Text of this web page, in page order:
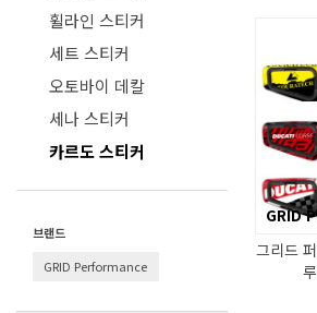
휠라인 스티커
세트 스티커
오토바이 데칼
세나 스티커
카르도 스티커
브랜드
GRID Performance
GRID
그리드